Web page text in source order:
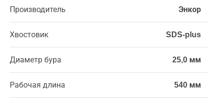
Производитель Энкор
Хвостовик SDS-plus
Диаметр бура 25,0 мм
Рабочая длина 540 мм